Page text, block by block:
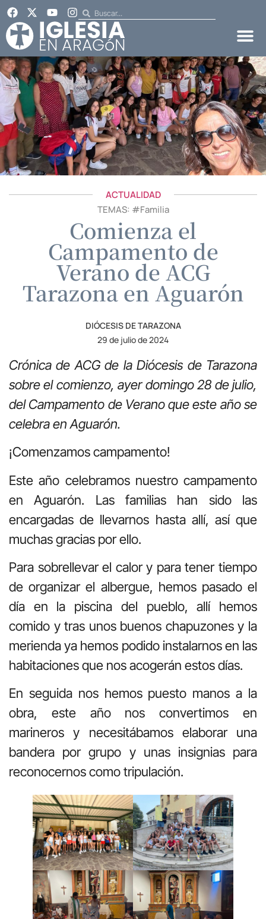
ACTUALIDAD
TEMAS: #Familia
Comienza el
Campamento de
Verano de ACG
Tarazona en Aguarón
DIÓCESIS DE TARAZONA
29 de julio de 2024
Crónica de ACG de la Diócesis de Tarazona
sobre el comienzo, ayer domingo 28 de julio,
del Campamento de Verano que este año se
celebra en Aguarón.
¡Comenzamos campamento!
Este año celebramos nuestro campamento
en Aguarón. Las familias han sido las
encargadas de llevarnos hasta allí, así que
muchas gracias por ello.
Para sobrellevar el calor y para tener tiempo
de organizar el albergue, hemos pasado el
día en la piscina del pueblo, allí hemos
comido y tras unos buenos chapuzones y la
merienda ya hemos podido instalarnos en las
habitaciones que nos acogerán estos días.
En seguida nos hemos puesto manos a la
obra, este año nos convertimos en
marineros y necesitábamos elaborar una
bandera por grupo y unas insignias para
reconocernos como tripulación.